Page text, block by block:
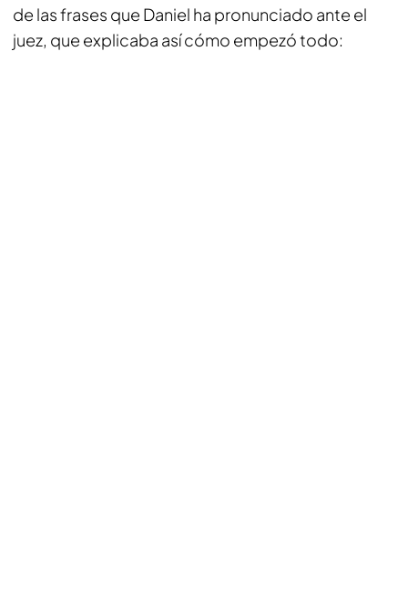
de las frases que Daniel ha pronunciado ante el
juez, que explicaba así cómo empezó todo: